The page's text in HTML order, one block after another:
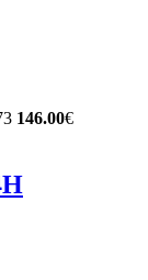
146.00€